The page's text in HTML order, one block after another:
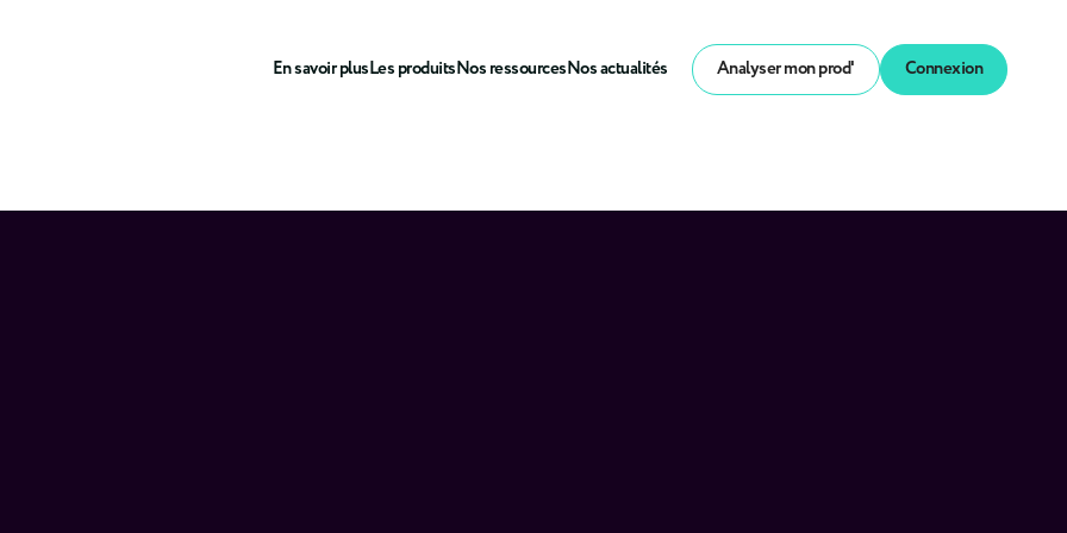
En savoir plusLes produitsNos ressourcesNos actualités Analyser mon prod' Connexion